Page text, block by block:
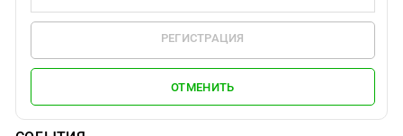
РЕГИСТРАЦИЯ
ОТМЕНИТЬ